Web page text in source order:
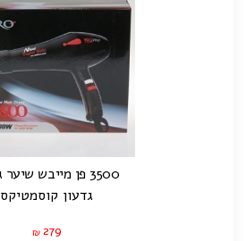
3500 פן מייבש שיער גדעון
גדעון קוסמטיקס
₪ 279